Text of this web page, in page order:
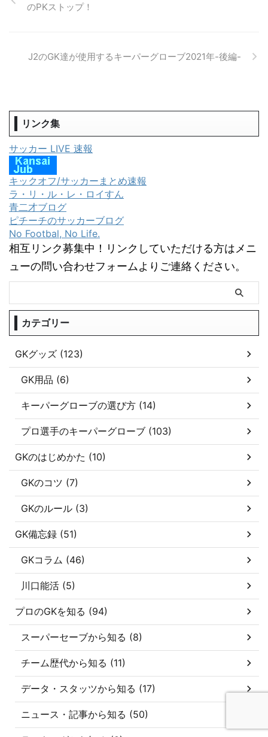
のPKストップ！
J2のGK達が使用するキーパーグローブ2021年-後編-
リンク集
サッカー LIVE 速報
キックオフ/サッカーまとめ速報
ラ・リ・ル・レ・ロイすん
青二才ブログ
ピチーチのサッカーブログ
No Footbal, No Life.
相互リンク募集中！リンクしていただける方はメニ
ューの問い合わせフォームよりご連絡ください。
カテゴリー
GKグッズ (123)
GK用品 (6)
キーパーグローブの選び方 (14)
プロ選手のキーパーグローブ (103)
GKのはじめかた (10)
GKのコツ (7)
GKのルール (3)
GK備忘録 (51)
GKコラム (46)
川口能活 (5)
プロのGKを知る (94)
スーパーセーブから知る (8)
チーム歴代から知る (11)
データ・スタッツから知る (17)
ニュース・記事から知る (50)